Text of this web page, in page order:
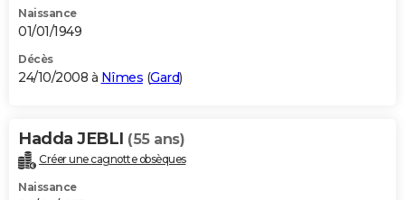
Naissance
01/01/1949
Décès
24/10/2008 à Nîmes (Gard)
Hadda JEBLI (55 ans)
Créer une cagnotte obsèques
Naissance